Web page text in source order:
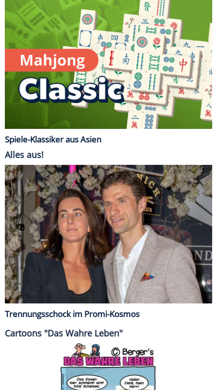
Spiele-Klassiker aus Asien
Alles aus!
Trennungsschock im Promi-Kosmos
Cartoons "Das Wahre Leben"